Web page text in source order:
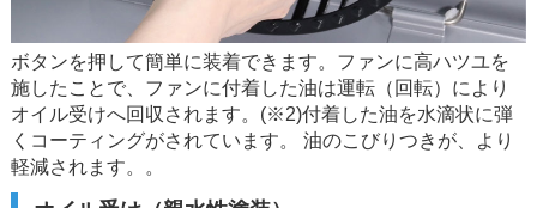
ボタンを押して簡単に装着できます。ファンに高ハツユを
施したことで、ファンに付着した油は運転（回転）により
オイル受けへ回収されます。(※2)付着した油を水滴状に弾
くコーティングがされています。 油のこびりつきが、より
軽減されます。。